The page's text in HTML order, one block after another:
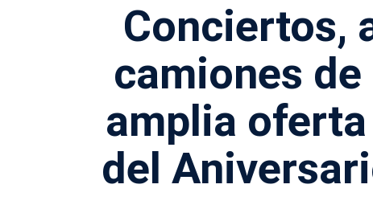
Conciertos,
camiones
amplia
del